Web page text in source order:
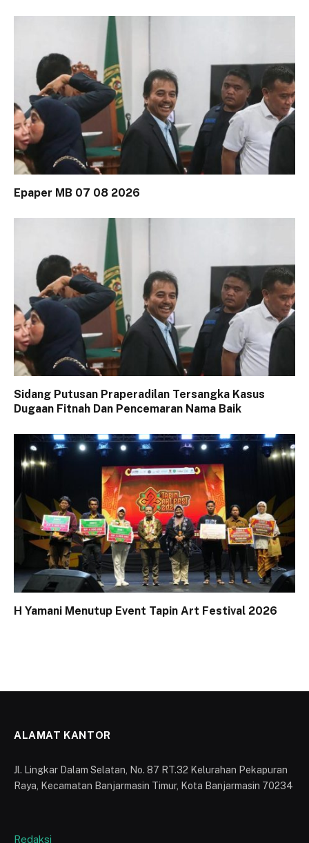
Epaper MB 07 08 2026
Sidang Putusan Praperadilan Tersangka Kasus
Dugaan Fitnah Dan Pencemaran Nama Baik
H Yamani Menutup Event Tapin Art Festival 2026
ALAMAT KANTOR
Jl. Lingkar Dalam Selatan, No. 87 RT.32 Kelurahan Pekapuran
Raya, Kecamatan Banjarmasin Timur, Kota Banjarmasin 70234
Redaksi